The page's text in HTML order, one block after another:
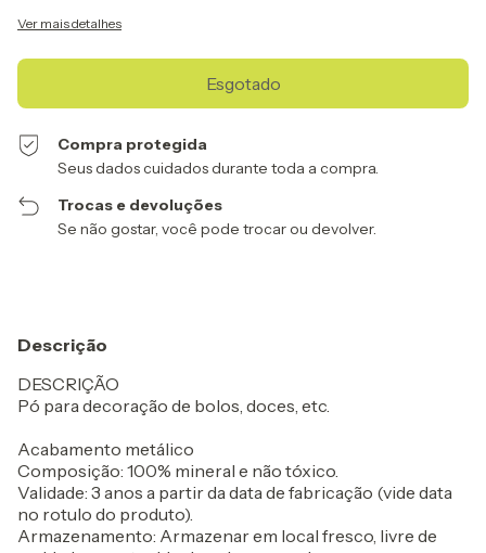
Ver mais detalhes
Compra protegida
Seus dados cuidados durante toda a compra.
Trocas e devoluções
Se não gostar, você pode trocar ou devolver.
Descrição
DESCRIÇÃO
Pó para decoração de bolos, doces, etc.
Acabamento metálico
Composição: 100% mineral e não tóxico.
Validade: 3 anos a partir da data de fabricação (vide data
no rotulo do produto).
Armazenamento: Armazenar em local fresco, livre de